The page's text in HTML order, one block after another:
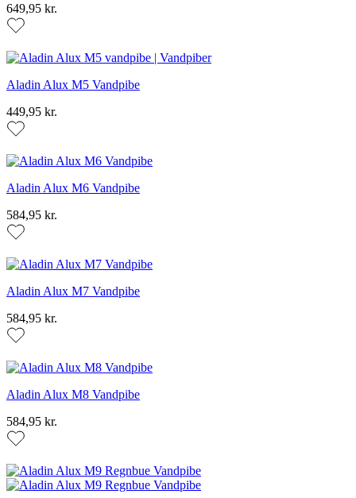
649,95 kr.
Aladin Alux M5 Vandpibe
449,95 kr.
Aladin Alux M6 Vandpibe
584,95 kr.
Aladin Alux M7 Vandpibe
584,95 kr.
Aladin Alux M8 Vandpibe
584,95 kr.